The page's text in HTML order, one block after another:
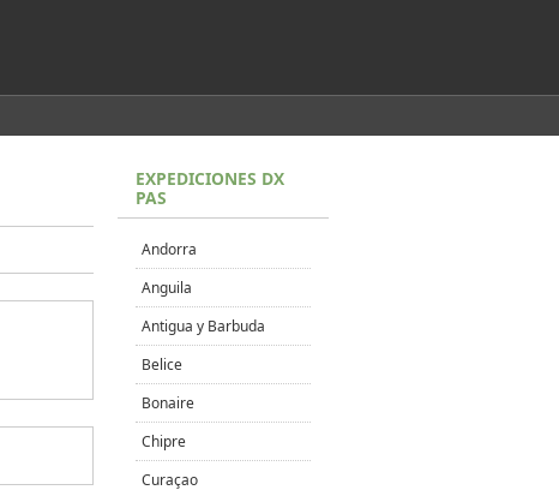
EXPEDICIONES DX
PAS
Andorra
Anguila
Antigua y Barbuda
Belice
Bonaire
Chipre
Curaçao